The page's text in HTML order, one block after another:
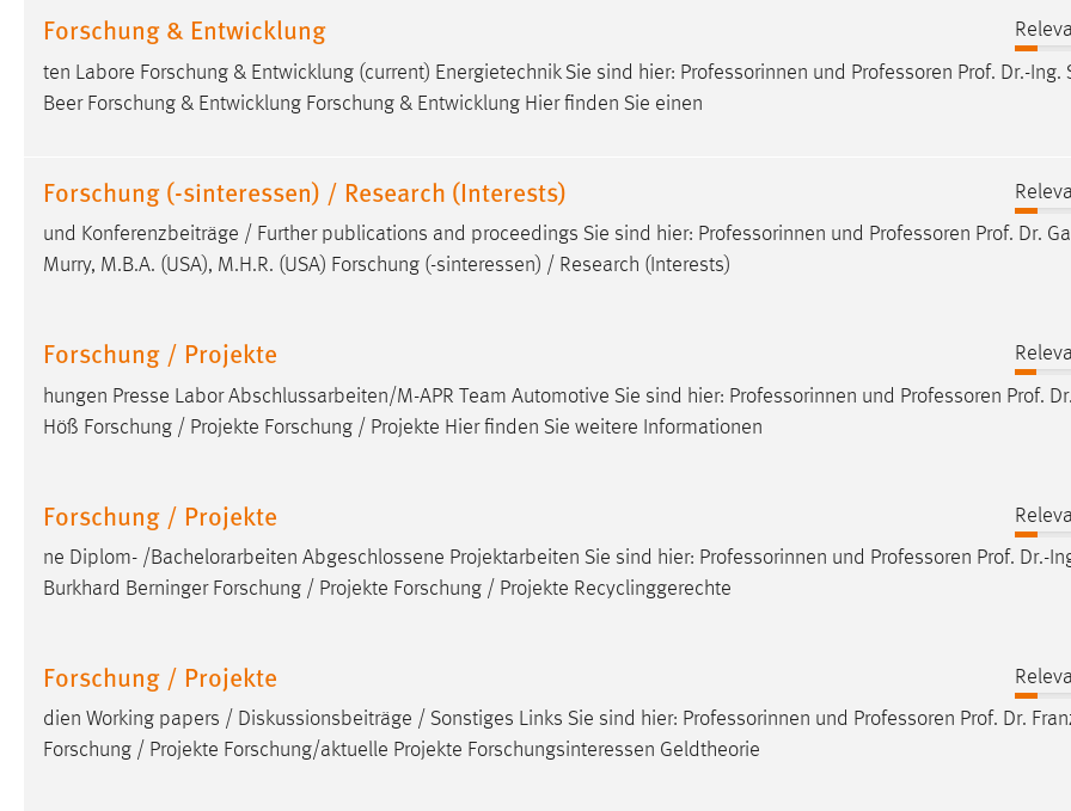
Forschung & Entwicklung
ten Labore Forschung & Entwicklung (current) Energietechnik Sie sind hier: Professorinnen und Professoren Prof. Dr.-Ing.
Beer Forschung & Entwicklung Forschung & Entwicklung Hier finden Sie einen
Forschung (-sinteressen) / Research (Interests)
und Konferenzbeiträge / Further publications and proceedings Sie sind hier: Professorinnen und Professoren Prof. Dr.
Murry, M.B.A. (USA), M.H.R. (USA) Forschung (-sinteressen) / Research (Interests)
Forschung / Projekte
hungen Presse Labor Abschlussarbeiten/M-APR Team Automotive Sie sind hier: Professorinnen und Professoren Prof.
Höß Forschung / Projekte Forschung / Projekte Hier finden Sie weitere Informationen
Forschung / Projekte
ne Diplom- /Bachelorarbeiten Abgeschlossene Projektarbeiten Sie sind hier: Professorinnen und Professoren Prof. Dr.-
Burkhard Berninger Forschung / Projekte Forschung / Projekte Recyclinggerechte
Forschung / Projekte
dien Working papers / Diskussionsbeiträge / Sonstiges Links Sie sind hier: Professorinnen und Professoren Prof. Dr.
Forschung / Projekte Forschung/aktuelle Projekte Forschungsinteressen Geldtheorie
Google Ads
Name: _gcl_au
Anbieter: Google Ireland Limited
Cookie Laufzeit: 3 Monate
Facebook Pixel
Anbieter: Facebook
Zweck:
EXTERNE MEDIEN
Um Inhalte von Videoplattformen und Social Media
YouTube